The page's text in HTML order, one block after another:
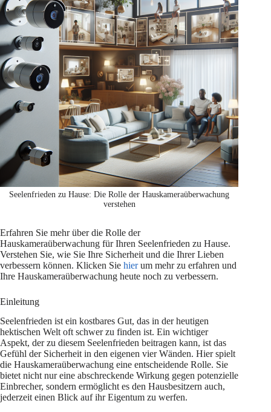
Seelenfrieden zu Hause: Die Rolle der Hauskameraüberwachung
verstehen
Erfahren Sie mehr über die Rolle der
Hauskameraüberwachung für Ihren Seelenfrieden zu Hause.
Verstehen Sie, wie Sie Ihre Sicherheit und die Ihrer Lieben
verbessern können. Klicken Sie hierum mehr zu erfahren und
Ihre Hauskameraüberwachung heute noch zu verbessern.
Einleitung
Seelenfrieden ist ein kostbares Gut, das in der heutigen
hektischen Welt oft schwer zu finden ist. Ein wichtiger
Aspekt, der zu diesem Seelenfrieden beitragen kann, ist das
Gefühl der Sicherheit in den eigenen vier Wänden. Hier spielt
die Hauskameraüberwachung eine entscheidende Rolle. Sie
bietet nicht nur eine abschreckende Wirkung gegen potenzielle
Einbrecher, sondern ermöglicht es den Hausbesitzern auch,
jederzeit einen Blick auf ihr Eigentum zu werfen.